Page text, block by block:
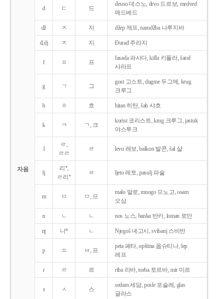
자음
d ㄷ 드
desno 데스노, drvo 드르보, medved
메드베드
dž ㅈ 지 džep 제프, narudžba 나루지바
đ,dj ㅈ 지 Ðurađ 주라지
f ㅍ 프
fasada 파사다, kifla 키플라, šaraf
샤라프
g ㄱ 그
gost 고스트, dugme 두그메, krug
크루그
h ㅎ 흐 hitan 히탄, šah 샤흐
k ㅋ ㄱ, 크
korist 코리스트, krug 크루그, jastuk
야스투크
l
ㄹ,
ㄹㄹ
ㄹ levo 레보, balkon 발콘, šal 샬
lj
리*,
ㄹ리*
ㄹ ljeto 레토, pasulj 파술
m ㅁ ㅁ, 므
malo 말로, mnogo 므노고, osam
오삼
n ㄴ ㄴ nos 노스, banka 반카, loman 로만
nj 니* ㄴ Njegoš 녜고시, svibanj 스비반
p ㅍ ㅂ, 프
peta 페타, opština 옵슈티나, lep
레프
r ㄹ 르 riba 리바, torba 토르바, mir 미르
s ㅅ 스
sedam 세담, posle 포슬레, glas
글라스